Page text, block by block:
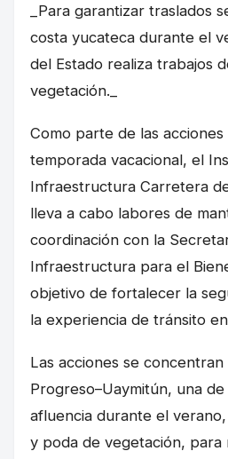
_Para garantizar traslados
costa yucateca durante el
del Estado realiza trabajos
vegetación._
Como parte de las
temporada vacacional, el
Infraestructura Carretera
lleva a cabo labores de
coordinación con la
Infraestructura para el
objetivo de fortalecer la
la experiencia de tránsito
Las acciones se
Progreso–Uaymitún, una
afluencia durante el
y poda de vegetación, para